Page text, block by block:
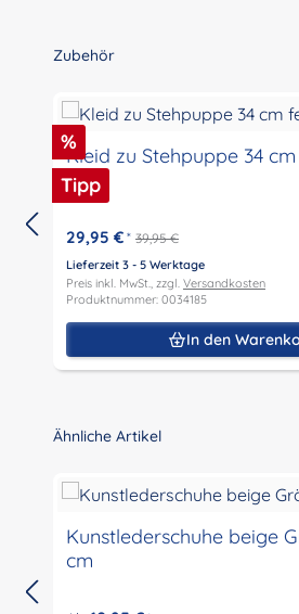
Produktgalerie überspringen
Zubehör
Rabatt
%
Tipp
Kleid zu Stehpuppe 34
29,95 € * 39,95 €
Lieferzeit 3 - 5 Werktage
Preis inkl. MwSt., zzgl. Versandkosten
Produktnummer: 0034185
In den
Produktgalerie überspringen
Ähnliche Artikel
Kunstlederschuhe beige
cm